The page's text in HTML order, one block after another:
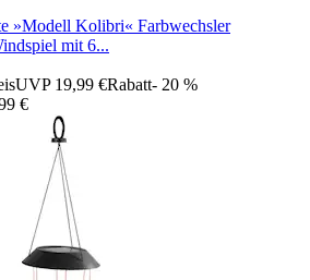
»Modell Kolibri« Farbwechsler
mit 6...
UVP 19,99 €Rabatt- 20 %
€